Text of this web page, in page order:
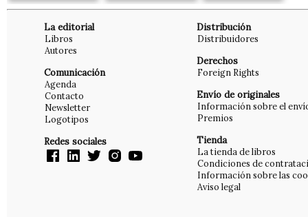
La editorial
Libros
Autores
Comunicación
Agenda
Contacto
Newsletter
Logotipos
Redes sociales
Distribución
Distribuidores
Derechos
Foreign Rights
Envío de originales
Información sobre el
Premios
Tienda
La tienda de libros
Condiciones de
Información sobre las
Aviso legal